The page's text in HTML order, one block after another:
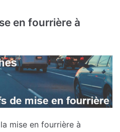
en fourrière à
mise en fourrière à